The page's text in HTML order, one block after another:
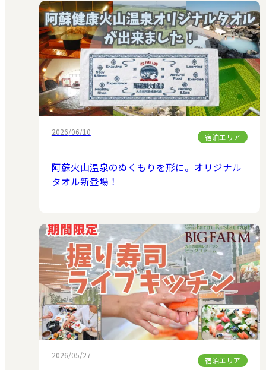
2026/06/10
宿泊エリア
阿蘇火山温泉のぬくもりを形に。オリジナル
タオル新登場！
2026/05/27
宿泊エリア